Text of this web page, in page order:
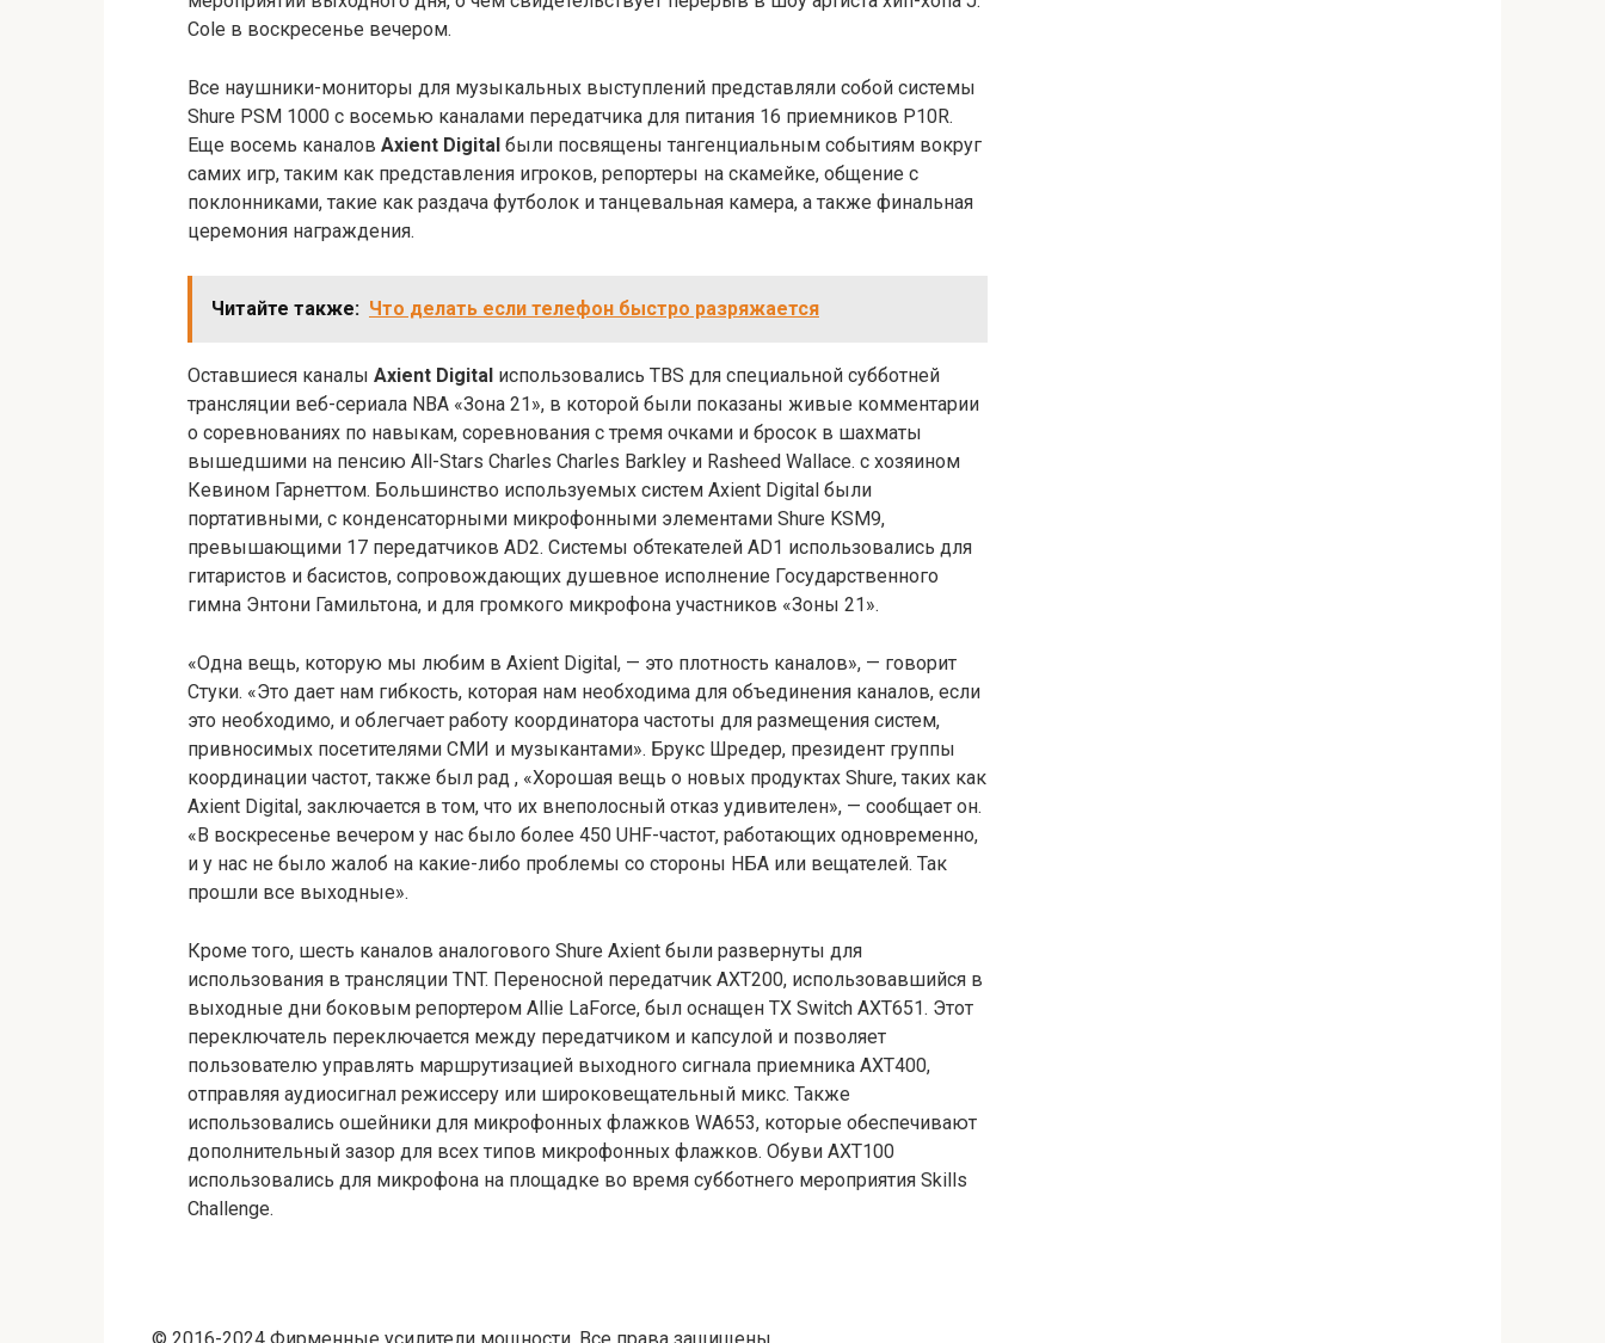
Cole в воскресенье вечером.
Все наушники-мониторы для музыкальных выступлений представляли собой системы
Shure PSM 1000 с восемью каналами передатчика для питания 16 приемников P10R.
Еще восемь каналов Axient Digital были посвящены тангенциальным событиям вокруг
самих игр, таким как представления игроков, репортеры на скамейке, общение с
поклонниками, такие как раздача футболок и танцевальная камера, а также финальная
церемония награждения.
Читайте также: Что делать если телефон быстро разряжается
Оставшиеся каналы Axient Digital использовались TBS для специальной субботней
трансляции веб-сериала NBA «Зона 21», в которой были показаны живые комментарии
о соревнованиях по навыкам, соревнования с тремя очками и бросок в шахматы
вышедшими на пенсию All-Stars Charles Charles Barkley и Rasheed Wallace. с хозяином
Кевином Гарнеттом. Большинство используемых систем Axient Digital были
портативными, с конденсаторными микрофонными элементами Shure KSM9,
превышающими 17 передатчиков AD2. Системы обтекателей AD1 использовались для
гитаристов и басистов, сопровождающих душевное исполнение Государственного
гимна Энтони Гамильтона, и для громкого микрофона участников «Зоны 21».
«Одна вещь, которую мы любим в Axient Digital, — это плотность каналов», — говорит
Стуки. «Это дает нам гибкость, которая нам необходима для объединения каналов, если
это необходимо, и облегчает работу координатора частоты для размещения систем,
привносимых посетителями СМИ и музыкантами». Брукс Шредер, президент группы
координации частот, также был рад , «Хорошая вещь о новых продуктах Shure, таких как
Axient Digital, заключается в том, что их внеполосный отказ удивителен», — сообщает он.
«В воскресенье вечером у нас было более 450 UHF-частот, работающих одновременно,
и у нас не было жалоб на какие-либо проблемы со стороны НБА или вещателей. Так
прошли все выходные».
Кроме того, шесть каналов аналогового Shure Axient были развернуты для
использования в трансляции TNT. Переносной передатчик AXT200, использовавшийся в
выходные дни боковым репортером Allie LaForce, был оснащен TX Switch AXT651. Этот
переключатель переключается между передатчиком и капсулой и позволяет
пользователю управлять маршрутизацией выходного сигнала приемника AXT400,
отправляя аудиосигнал режиссеру или широковещательный микс. Также
использовались ошейники для микрофонных флажков WA653, которые обеспечивают
дополнительный зазор для всех типов микрофонных флажков. Обуви AXT100
использовались для микрофона на площадке во время субботнего мероприятия Skills
Challenge.